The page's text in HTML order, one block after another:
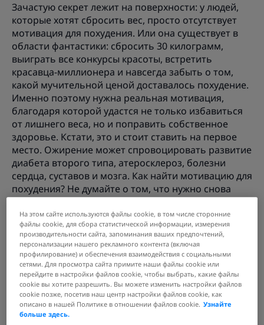
Зачастую секрет лежит на поверхности: у людей,
которые хотят сбросить вес, просто отсутствует
мотивация для похудения. Или она существует в
области фантастики: сбросить 30 килограмм,
выиграть все конкурсы красоты, встретить
красавца-миллионера и навсегда забыть о том,
какой мучительной ценой доставалось похудение.
Именно поэтому нужна реальная мотивация,
благодаря которой удастся не только избавиться
от лишнего веса, но и поправить собственное
здоровье. Кстати, это и стоит ставить на первое
место. Ожирение может спровоцировать развитие
диабета второго типа, атеросклероз, болезни
сердца, суставов и мозга. Как найти мотивацию для
похудения? Не думайте о том, что нужно снова
влезть в платье со своего выпускного. Достаточно
помнить о здоровье. И о том, как замечательно
гулять пешком, не ощущая усталости через 300
метров от двери подъезда.
Где найти мотивацию для
похудения
Очень часто причиной ожирения являются
серьезные нарушения работы внутренних
На этом сайте используются файлы cookie, в том числе сторонние
файлы cookie, для сбора статистической информации, измерения
производительности сайта, запоминания ваших предпочтений,
персонализации нашего рекламного контента (включая
профилирование) и обеспечения взаимодействия с социальными
сетями. Для просмотра сайта примите наши файлы cookie или
перейдите в настройки файлов cookie, чтобы выбрать, какие файлы
cookie вы хотите разрешить. Вы можете изменить настройки файлов
cookie позже, посетив наш центр настройки файлов cookie, как
описано в нашей Политике в отношении файлов cookie. Узнайте
больше здесь.